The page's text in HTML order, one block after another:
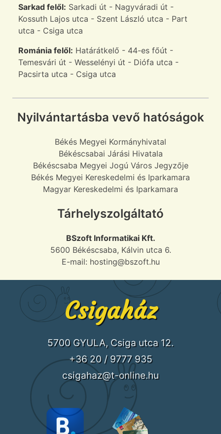
Sarkad felől: Sarkadi út - Nagyváradi út -
Kossuth Lajos utca - Szent László utca - Part
utca - Csiga utca
Románia felől: Határátkelő - 44-es főút -
Temesvári út - Wesselényi út - Diófa utca -
Pacsirta utca - Csiga utca
Nyilvántartásba vevő hatóságok
Békés Megyei Kormányhivatal
Békéscsabai Járási Hivatala
Békéscsaba Megyei Jogú Város Jegyzője
Békés Megyei Kereskedelmi és Iparkamara
Magyar Kereskedelmi és Iparkamara
Tárhelyszolgáltató
BSzoft Informatikai Kft.
5600 Békéscsaba, Kálvin utca 6.
E-mail: hosting@bszoft.hu
Csigaház
5700 GYULA, Csiga utca 12.
+36 20 / 9777 935
csigahaz@t-online.hu